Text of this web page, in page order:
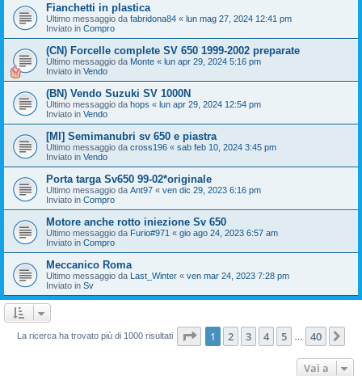
Fianchetti in plastica
Ultimo messaggio da fabridona84 « lun mag 27, 2024 12:41 pm
Inviato in Compro
(CN) Forcelle complete SV 650 1999-2002 preparate
Ultimo messaggio da Monte « lun apr 29, 2024 5:16 pm
Inviato in Vendo
(BN) Vendo Suzuki SV 1000N
Ultimo messaggio da hops « lun apr 29, 2024 12:54 pm
Inviato in Vendo
[MI] Semimanubri sv 650 e piastra
Ultimo messaggio da cross196 « sab feb 10, 2024 3:45 pm
Inviato in Vendo
Porta targa Sv650 99-02*originale
Ultimo messaggio da Ant97 « ven dic 29, 2023 6:16 pm
Inviato in Compro
Motore anche rotto iniezione Sv 650
Ultimo messaggio da Furio#971 « gio ago 24, 2023 6:57 am
Inviato in Compro
Meccanico Roma
Ultimo messaggio da Last_Winter « ven mar 24, 2023 7:28 pm
Inviato in Sv
La ricerca ha trovato più di 1000 risultati Pagina di 40
1 2 3 4 5 40
Vai a